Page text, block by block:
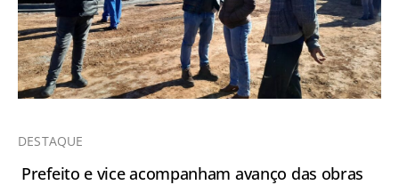
DESTAQUE
Prefeito e vice acompanham avanço das obras